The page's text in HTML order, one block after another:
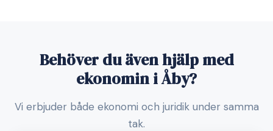
Behöver du även hjälp med
ekonomin i Åby?
Vi erbjuder både ekonomi och juridik under samma
tak.